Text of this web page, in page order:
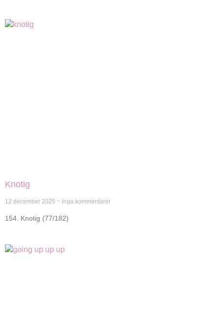
Knotig
12 december 2025 Inga kommentarer
154. Knotig (77/182)